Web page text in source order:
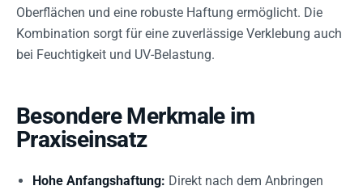
Oberflächen und eine robuste Haftung ermöglicht. Die
Kombination sorgt für eine zuverlässige Verklebung auch
bei Feuchtigkeit und UV-Belastung.
Besondere Merkmale im
Praxiseinsatz
Hohe Anfangshaftung: Direkt nach dem Anbringen